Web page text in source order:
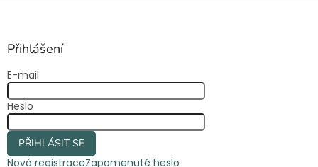
Přihlášení
E-mail
Heslo
PŘIHLÁSIT SE
Nová registraceZapomenuté heslo